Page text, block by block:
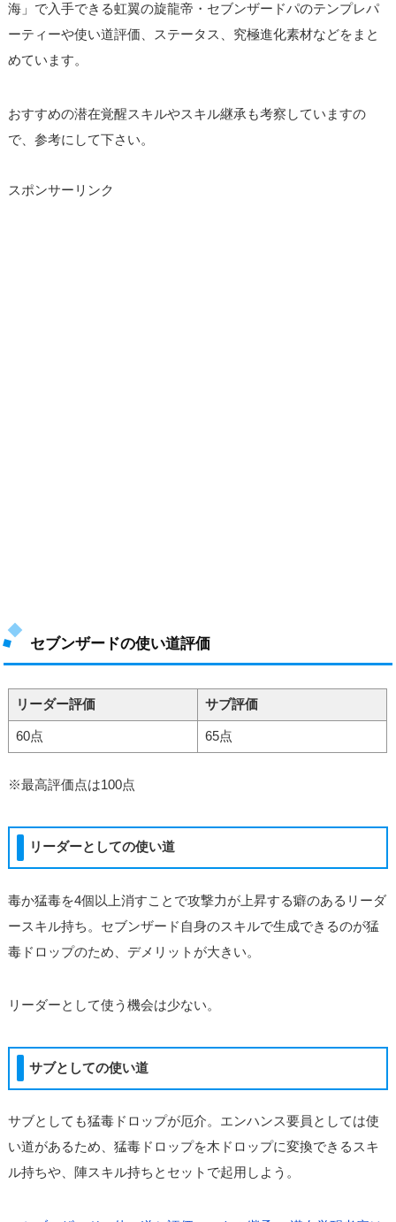
海」で入手できる虹翼の旋龍帝・セブンザードパのテンプレパ
ーティーや使い道評価、ステータス、究極進化素材などをまと
めています。
おすすめの潜在覚醒スキルやスキル継承も考察していますの
で、参考にして下さい。
スポンサーリンク
セブンザードの使い道評価
リーダー評価 サブ評価
60点 65点
※最高評価点は100点
リーダーとしての使い道
毒か猛毒を4個以上消すことで攻撃力が上昇する癖のあるリーダ
ースキル持ち。セブンザード自身のスキルで生成できるのが猛
毒ドロップのため、デメリットが大きい。
リーダーとして使う機会は少ない。
サブとしての使い道
サブとしても猛毒ドロップが厄介。エンハンス要員としては使
い道があるため、猛毒ドロップを木ドロップに変換できるスキ
ル持ちや、陣スキル持ちとセットで起用しよう。